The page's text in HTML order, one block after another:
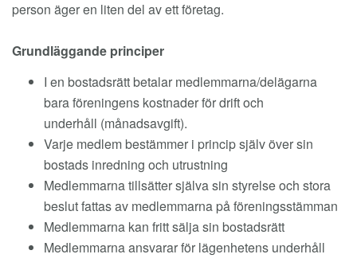
person äger en liten del av ett företag.
Grundläggande principer
I en bostadsrätt betalar medlemmarna/delägarna
bara föreningens kostnader för drift och
underhåll (månadsavgift).
Varje medlem bestämmer i princip själv över sin
bostads inredning och utrustning
Medlemmarna tillsätter själva sin styrelse och stora
beslut fattas av medlemmarna på föreningsstämman
Medlemmarna kan fritt sälja sin bostadsrätt
Medlemmarna ansvarar för lägenhetens underhåll